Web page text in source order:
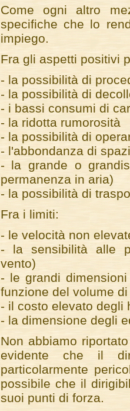
Come ogni altro
specifiche che lo
impiego.
Fra gli aspetti positivi
- la possibilità di
- la possibilità di
- i bassi consumi di
- la ridotta rumorosità
- la possibilità di
- l'abbondanza di
- la grande o
permanenza in aria)
- la possibilità di
Fra i limiti:
- le velocità non
- la sensibilità alle
vento)
- le grandi
funzione del volume
- il costo elevato degli
- la dimensione degli
Non abbiamo
evidente che il
particolarmente
possibile che il
suoi punti di forza.